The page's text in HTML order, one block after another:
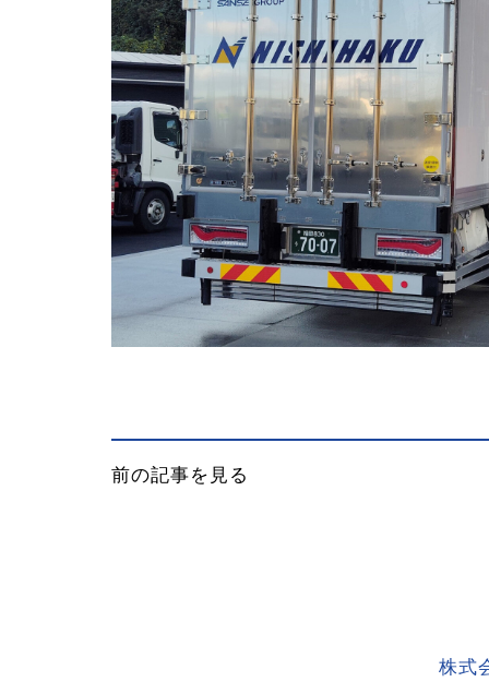
前の記事を見る
株式